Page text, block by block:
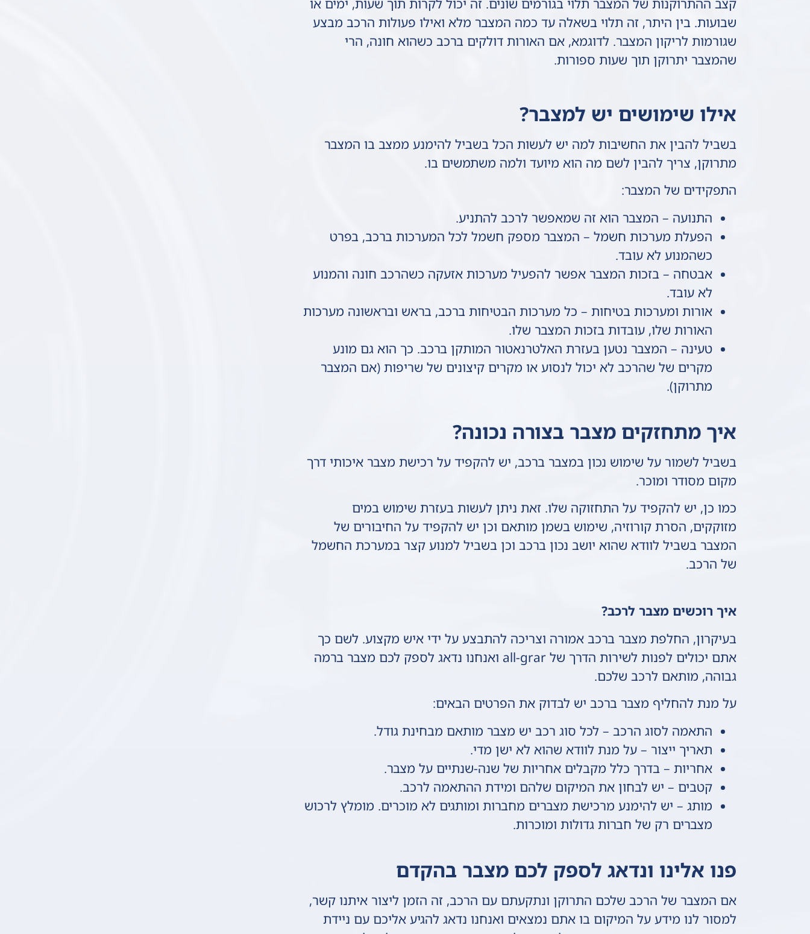
שבועות. בין היתר, זה תלוי בשאלה עד כמה המצבר מלא ואילו פעולות הרכב מבצע
שגורמות לריקון המצבר. לדוגמא, אם האורות דולקים ברכב כשהוא חונה, הרי
שהמצבר יתרוקן תוך שעות ספורות.
אילו שימושים יש למצבר?
בשביל להבין את החשיבות למה יש לעשות הכל בשביל להימנע ממצב בו המצבר
מתרוקן, צריך להבין לשם מה הוא מיועד ולמה משתמשים בו.
התפקידים של המצבר:
התנועה – המצבר הוא זה שמאפשר לרכב להתניע.
הפעלת מערכות חשמל – המצבר מספק חשמל לכל המערכות ברכב, בפרט
כשהמנוע לא עובד.
אבטחה – בזכות המצבר אפשר להפעיל מערכות אזעקה כשהרכב חונה והמנוע
לא עובד.
אורות ומערכות בטיחות – כל מערכות הבטיחות ברכב, בראש ובראשונה מערכות
האורות שלו, עובדות בזכות המצבר שלו.
טעינה – המצבר נטען בעזרת האלטרנאטור המותקן ברכב. כך הוא גם מונע
מקרים של שהרכב לא יכול לנסוע או מקרים קיצונים של שריפות (אם המצבר
מתרוקן).
איך מתחזקים מצבר בצורה נכונה?
בשביל לשמור על שימוש נכון במצבר ברכב, יש להקפיד על רכישת מצבר איכותי דרך
מקום מסודר ומוכר.
כמו כן, יש להקפיד על התחזוקה שלו. זאת ניתן לעשות בעזרת שימוש במים
מזוקקים, הסרת קורוזיה, שימוש בשמן מותאם וכן יש להקפיד על החיבורים של
המצבר בשביל לוודא שהוא יושב נכון ברכב וכן בשביל למנוע קצר במערכת החשמל
של הרכב.
איך רוכשים מצבר לרכב?
בעיקרון, החלפת מצבר ברכב אמורה וצריכה להתבצע על ידי איש מקצוע. לשם כך
אתם יכולים לפנות לשירות הדרך של all-grar ואנחנו נדאג לספק לכם מצבר ברמה
גבוהה, מותאם לרכב שלכם.
על מנת להחליף מצבר ברכב יש לבדוק את הפרטים הבאים:
התאמה לסוג הרכב – לכל סוג רכב יש מצבר מותאם מבחינת גודל.
תאריך ייצור – על מנת לוודא שהוא לא ישן מדי.
אחריות – בדרך כלל מקבלים אחריות של שנה-שנתיים על מצבר.
קטבים – יש לבחון את המיקום שלהם ומידת ההתאמה לרכב.
מותג – יש להימנע מרכישת מצברים מחברות ומותגים לא מוכרים. מומלץ לרכוש
מצברים רק של חברות גדולות ומוכרות.
פנו אלינו ונדאג לספק לכם מצבר בהקדם
אם המצבר של הרכב שלכם התרוקן ונתקעתם עם הרכב, זה הזמן ליצור איתנו קשר,
למסור לנו מידע על המיקום בו אתם נמצאים ואנחנו נדאג להגיע אליכם עם ניידת